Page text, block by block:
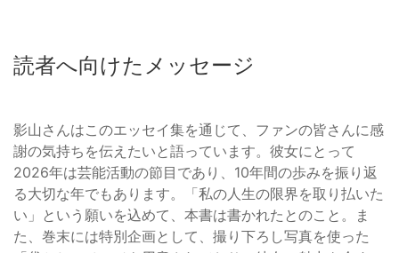
読者へ向けたメッセージ
影山さんはこのエッセイ集を通じて、ファンの皆さんに感
謝の気持ちを伝えたいと語っています。彼女にとって
2026年は芸能活動の節目であり、10年間の歩みを振り返
る大切な年でもあります。「私の人生の限界を取り払いた
い」という願いを込めて、本書は書かれたとのこと。ま
た、巻末には特別企画として、撮り下ろし写真を使った